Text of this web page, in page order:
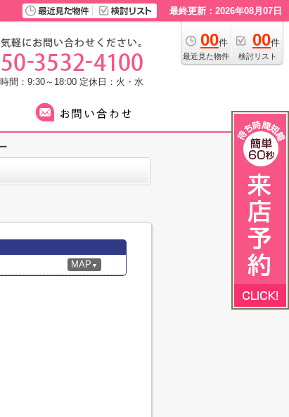
最終更新：2026年08月07日
00件
最近見た物件
00件
検討リスト
間：9:30～18:00 定休日：火・水
MAP ▼